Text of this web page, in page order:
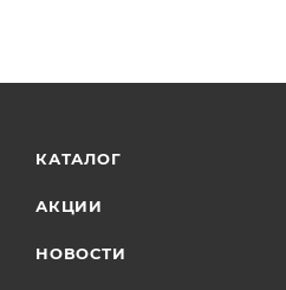
КАТАЛОГ
АКЦИИ
НОВОСТИ